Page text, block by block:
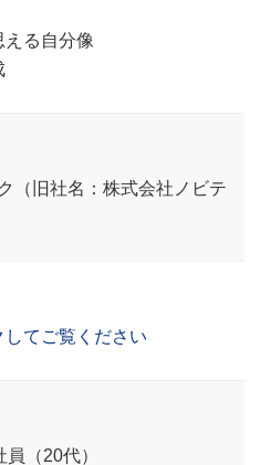
える自分像
（旧社名：株式会社ノビテ
てご覧ください
（20代）